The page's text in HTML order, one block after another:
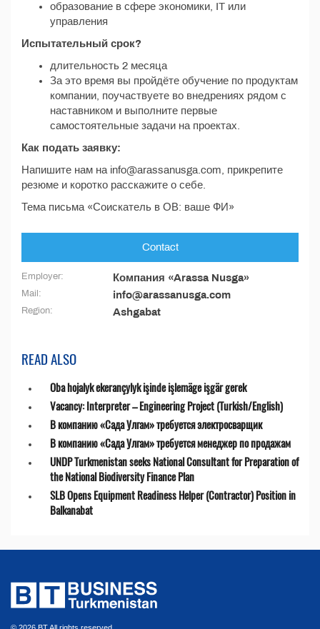
образование в сфере экономики, IT или
управления
Испытательный срок?
длительность 2 месяца
За это время вы пройдёте обучение по продуктам
компании, поучаствуете во внедрениях рядом с
наставником и выполните первые
самостоятельные задачи на проектах.
Как подать заявку:
Напишите нам на info@arassanusga.com, прикрепите
резюме и коротко расскажите о себе.
Тема письма «Соискатель в ОВ: ваше ФИ»
Contact
Employer: Компания «Arassa Nusga»
Mail: info@arassanusga.com
Region: Ashgabat
READ ALSO
Oba hojalyk ekerançylyk işinde işlemäge işgär gerek
Vacancy: Interpreter – Engineering Project (Turkish/English)
В компанию «Сада Улгам» требуется электросварщик
В компанию «Сада Улгам» требуется менеджер по продажам
UNDP Turkmenistan seeks National Consultant for Preparation of
the National Biodiversity Finance Plan
SLB Opens Equipment Readiness Helper (Contractor) Position in
Balkanabat